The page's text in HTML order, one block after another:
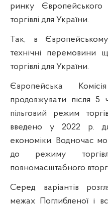
ринку
торгівлі для України.
Так, в
технічні перемовини
торгівлі для України.
Європейська
продовжувати після 5
пільговий режим
введено у 2022 р.
економіки. Водночас
до режиму
повномасштабного
Серед варіантів
межах Поглибленої і